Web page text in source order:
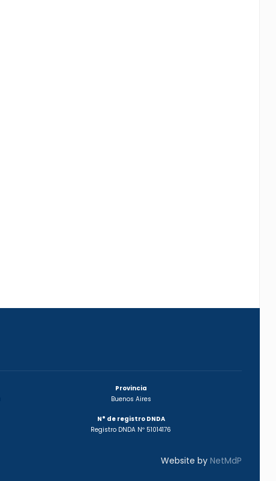
Provincia
Buenos Aires
N° de registro DNDA
Registro DNDA Nº 51014176
Website byNetMdP